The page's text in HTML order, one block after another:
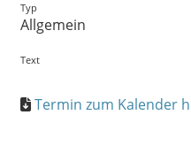
Typ
Allgemein
Text
Termin zum Kalender